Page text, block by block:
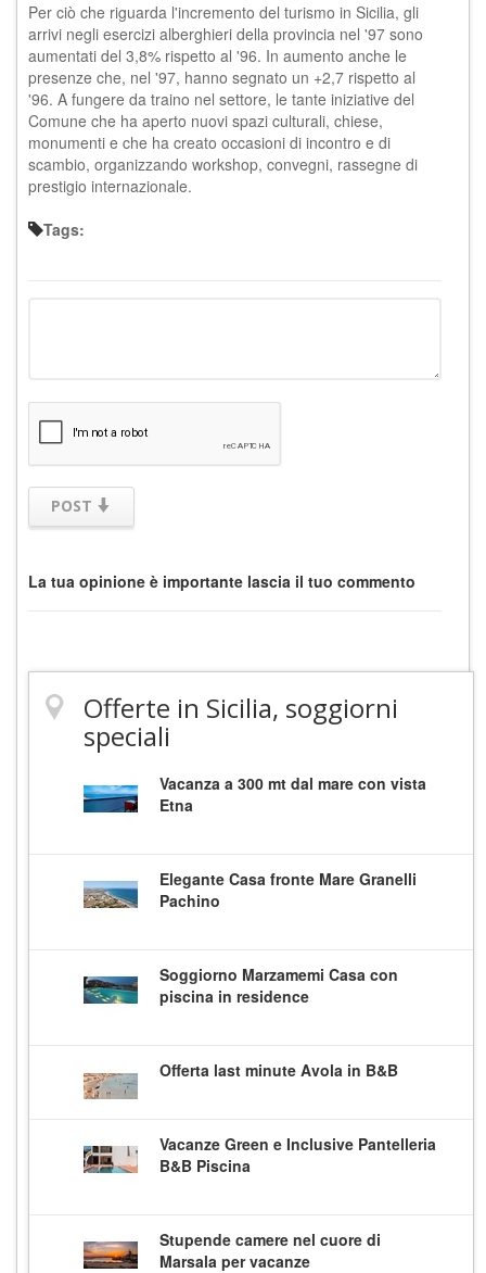
Per ciò che riguarda l'incremento del turismo in Sicilia, gli
arrivi negli esercizi alberghieri della provincia nel '97 sono
aumentati del 3,8% rispetto al '96. In aumento anche le
presenze che, nel '97, hanno segnato un +2,7 rispetto al
'96. A fungere da traino nel settore, le tante iniziative del
Comune che ha aperto nuovi spazi culturali, chiese,
monumenti e che ha creato occasioni di incontro e di
scambio, organizzando workshop, convegni, rassegne di
prestigio internazionale.
Tags:
POST
La tua opinione è importante lascia il tuo commento
Offerte in Sicilia, soggiorni
speciali
Vacanza a 300 mt dal mare con vista
Etna
Elegante Casa fronte Mare Granelli
Pachino
Soggiorno Marzamemi Casa con
piscina in residence
Offerta last minute Avola in B&B
Vacanze Green e Inclusive Pantelleria
B&B Piscina
Stupende camere nel cuore di
Marsala per vacanze